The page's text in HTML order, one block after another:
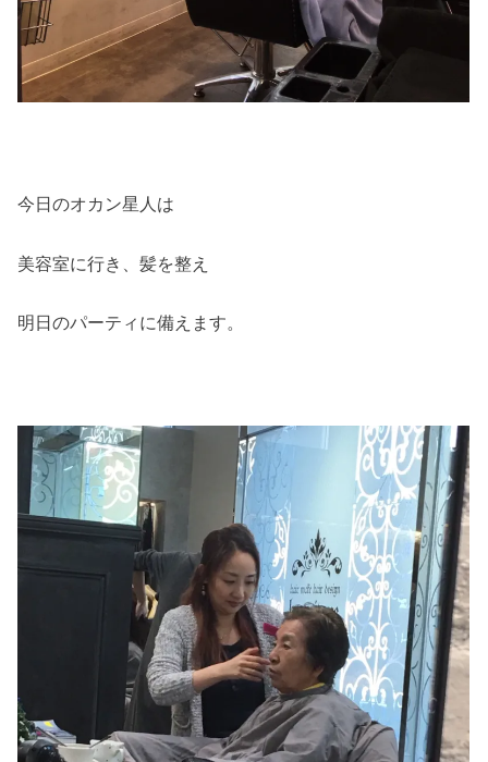
今日のオカン星人は
美容室に行き、髪を整え
明日のパーティに備えます。